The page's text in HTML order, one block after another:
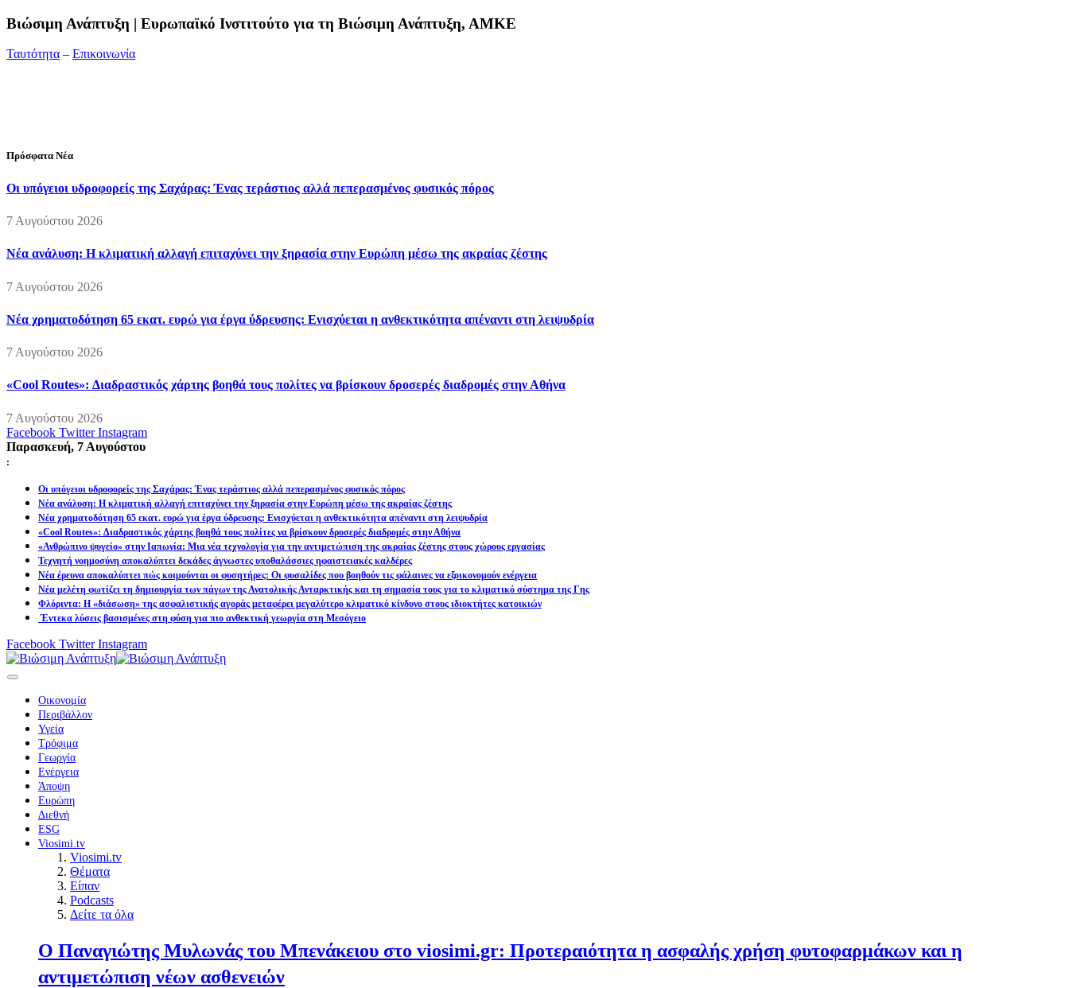
Bιώσιμη Ανάπτυξη | Ευρωπαϊκό Ινστιτούτο για τη Βιώσιμη Ανάπτυξη, ΑΜΚΕ
Ταυτότητα – Επικοινωνία
Πρόσφατα Νέα
Οι υπόγειοι υδροφορείς της Σαχάρας: Ένας τεράστιος αλλά πεπερασμένος φυσικός πόρος
7 Αυγούστου 2026
Νέα ανάλυση: Η κλιματική αλλαγή επιταχύνει την ξηρασία στην Ευρώπη μέσω της ακραίας ζέστης
7 Αυγούστου 2026
Νέα χρηματοδότηση 65 εκατ. ευρώ για έργα ύδρευσης: Ενισχύεται η ανθεκτικότητα απέναντι στη λειψυδρία
7 Αυγούστου 2026
«Cool Routes»: Διαδραστικός χάρτης βοηθά τους πολίτες να βρίσκουν δροσερές διαδρομές στην Αθήνα
7 Αυγούστου 2026
Facebook Twitter Instagram
Παρασκευή, 7 Αυγούστου
:
Οι υπόγειοι υδροφορείς της Σαχάρας: Ένας τεράστιος αλλά πεπερασμένος φυσικός πόρος
Νέα ανάλυση: Η κλιματική αλλαγή επιταχύνει την ξηρασία στην Ευρώπη μέσω της ακραίας ζέστης
Νέα χρηματοδότηση 65 εκατ. ευρώ για έργα ύδρευσης: Ενισχύεται η ανθεκτικότητα απέναντι στη λειψυδρία
«Cool Routes»: Διαδραστικός χάρτης βοηθά τους πολίτες να βρίσκουν δροσερές διαδρομές στην Αθήνα
«Ανθρώπινο ψυγείο» στην Ιαπωνία: Μια νέα τεχνολογία για την αντιμετώπιση της ακραίας ζέστης στους χώρους εργασίας
Τεχνητή νοημοσύνη αποκαλύπτει δεκάδες άγνωστες υποθαλάσσιες ηφαιστειακές καλδέρες
Νέα έρευνα αποκαλύπτει πώς κοιμούνται οι φυσητήρες: Οι φυσαλίδες που βοηθούν τις φάλαινες να εξοικονομούν ενέργεια
Νέα μελέτη φωτίζει τη δημιουργία των πάγων της Ανατολικής Ανταρκτικής και τη σημασία τους για το κλιματικό σύστημα της Γης
Φλόριντα: Η «διάσωση» της ασφαλιστικής αγοράς μεταφέρει μεγαλύτερο κλιματικό κίνδυνο στους ιδιοκτήτες κατοικιών
Έντεκα λύσεις βασισμένες στη φύση για πιο ανθεκτική γεωργία στη Μεσόγειο
Facebook Twitter Instagram
Οικονομία
Περιβάλλον
Υγεία
Τρόφιμα
Γεωργία
Ενέργεια
Άποψη
Ευρώπη
Διεθνή
ESG
Viosimi.tv
Viosimi.tv
Θέματα
Είπαν
Podcasts
Δείτε τα όλα
Ο Παναγιώτης Μυλωνάς του Μπενάκειου στο viosimi.gr: Προτεραιότητα η ασφαλής χρήση φυτοφαρμάκων και η
αντιμετώπιση νέων ασθενειών